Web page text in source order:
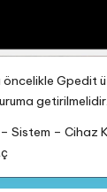
öncelikle Gpedit
getirilmelidir.
Sistem – Cihaz